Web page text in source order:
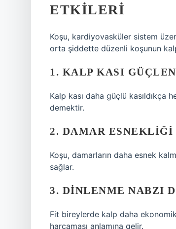
ETKILERI
Koşu, kardiyovasküler sistem
orta şiddette düzenli koşunun
1. KALP KASI
Kalp kası daha güçlü kasıldıkça
demektir.
2. DAMAR ESNEKLIĞI
Koşu, damarların daha esnek
sağlar.
3. DINLENME NABZI
Fit bireylerde kalp daha
harcaması anlamına gelir.